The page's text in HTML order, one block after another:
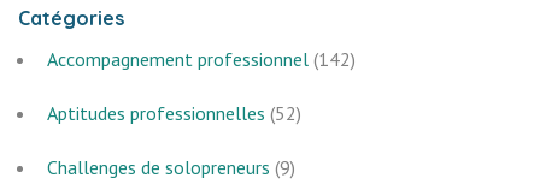
Catégories
Accompagnement professionnel (142)
Aptitudes professionnelles (52)
Challenges de solopreneurs (9)